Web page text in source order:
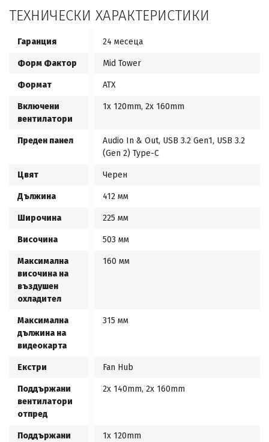
ТЕХНИЧЕСКИ ХАРАКТЕРИСТИКИ
Гаранция 24 месеца
Форм Фактор Mid Tower
Формат ATX
Включени
вентилатори
1x 120mm, 2x 160mm
Преден панел
Audio In & Out, USB 3.2 Gen1, USB 3.2
(Gen 2) Type-C
Цвят Черен
Дължина 412 мм
Широчина 225 мм
Височина 503 мм
Максимална
височина на
въздушен
охладител
160 мм
Максимална
дължина на
видеокарта
315 мм
Екстри Fan Hub
Поддържани
вентилатори
отпред
2x 140mm, 2x 160mm
Поддържани
1x 120mm